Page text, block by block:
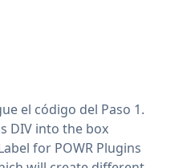
el código del Paso 1.
DIV into the box
for POWR Plugins